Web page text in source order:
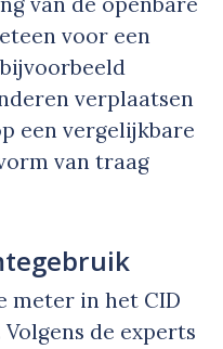
voor een
verplaatsen
een vergelijkbare
van traag
meter in het CID
de experts